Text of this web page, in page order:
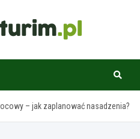
– jak zaplanować nasadzenia?